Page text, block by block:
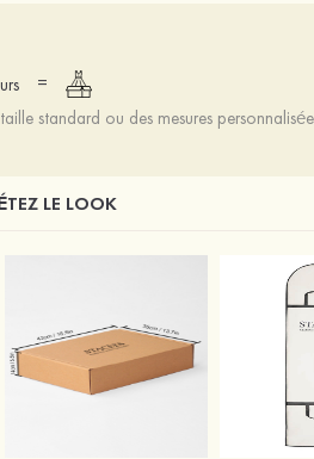
=
standard ou des mesures
LE LOOK